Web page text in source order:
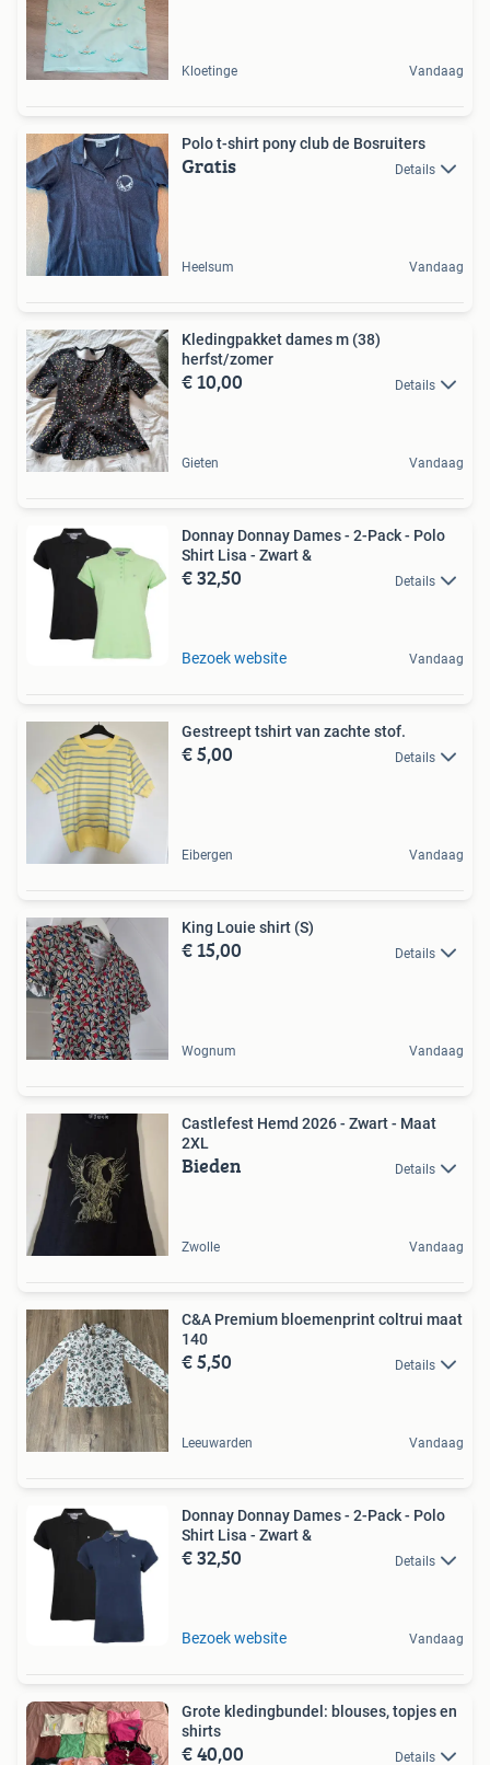
Kloetinge Vandaag
Polo t-shirt pony club de Bosruiters
Gratis Details
Heelsum Vandaag
Kledingpakket dames m (38)
herfst/zomer
€ 10,00 Details
Gieten Vandaag
Donnay Donnay Dames - 2-Pack - Polo
Shirt Lisa - Zwart &
€ 32,50 Details
Bezoek website Vandaag
Gestreept tshirt van zachte stof.
€ 5,00 Details
Eibergen Vandaag
King Louie shirt (S)
€ 15,00 Details
Wognum Vandaag
Castlefest Hemd 2026 - Zwart - Maat
2XL
Bieden Details
Zwolle Vandaag
C&A Premium bloemenprint coltrui maat
140
€ 5,50 Details
Leeuwarden Vandaag
Donnay Donnay Dames - 2-Pack - Polo
Shirt Lisa - Zwart &
€ 32,50 Details
Bezoek website Vandaag
Grote kledingbundel: blouses, topjes en
shirts
€ 40,00 Details